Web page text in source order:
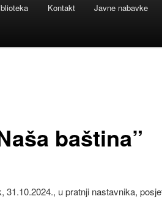
Kontakt Javne nabavke
baština”
u pratnji nastavnika,